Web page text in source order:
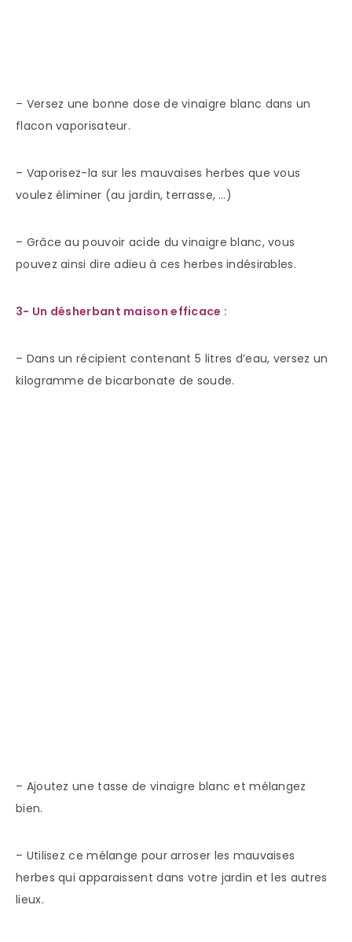
– Versez une bonne dose de vinaigre blanc dans un
flacon vaporisateur.
– Vaporisez-la sur les mauvaises herbes que vous
voulez éliminer (au jardin, terrasse, …)
– Grâce au pouvoir acide du vinaigre blanc, vous
pouvez ainsi dire adieu à ces herbes indésirables.
3- Un désherbant maison efficace :
– Dans un récipient contenant 5 litres d’eau, versez un
kilogramme de bicarbonate de soude.
– Ajoutez une tasse de vinaigre blanc et mélangez
bien.
– Utilisez ce mélange pour arroser les mauvaises
herbes qui apparaissent dans votre jardin et les autres
lieux.